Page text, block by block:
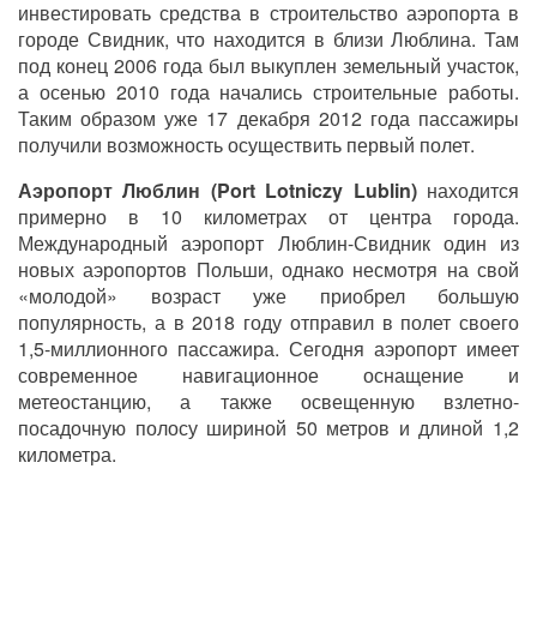
инвестировать средства в строительство аэропорта в
городе Свидник, что находится в близи Люблина. Там
под конец 2006 года был выкуплен земельный участок,
а осенью 2010 года начались строительные работы.
Таким образом уже 17 декабря 2012 года пассажиры
получили возможность осуществить первый полет.
Аэропорт Люблин (Port Lotniczy Lublin) находится
примерно в 10 километрах от центра города.
Международный аэропорт Люблин-Свидник один из
новых аэропортов Польши, однако несмотря на свой
«молодой» возраст уже приобрел большую
популярность, а в 2018 году отправил в полет своего
1,5-миллионного пассажира. Сегодня аэропорт имеет
современное навигационное оснащение и
метеостанцию, а также освещенную взлетно-
посадочную полосу шириной 50 метров и длиной 1,2
километра.